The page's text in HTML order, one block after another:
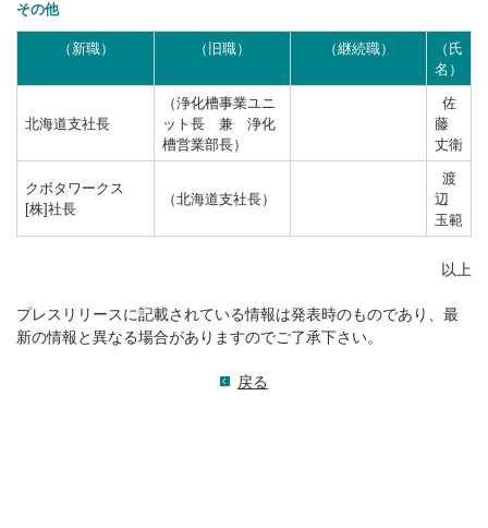
その他
（新職） （旧職） （継続職）
（氏
名）
北海道支社長
（浄化槽事業ユニ
ット長 兼 浄化
槽営業部長）
佐
藤
丈衛
クボタワークス
[株]社長
（北海道支社長）
渡
辺
玉範
以上
プレスリリースに記載されている情報は発表時のものであり、最
新の情報と異なる場合がありますのでご了承下さい。
戻る